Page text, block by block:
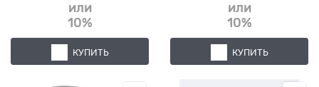
или
10%
КУПИТЬ
или
10%
КУПИТЬ